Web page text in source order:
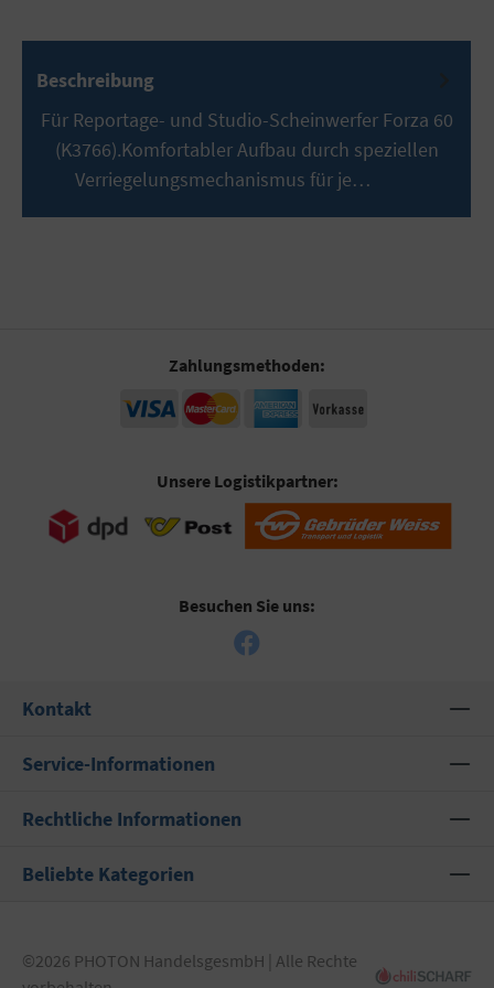
Beschreibung
Für Reportage- und Studio-Scheinwerfer Forza 60
(K3766).Komfortabler Aufbau durch speziellen
Verriegelungsmechanismus für je…
Zahlungsmethoden:
Unsere Logistikpartner:
Besuchen Sie uns:
Kontakt
Service-Informationen
Rechtliche Informationen
Beliebte Kategorien
©2026 PHOTON HandelsgesmbH | Alle Rechte